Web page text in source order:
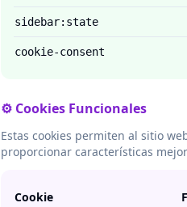
sidebar:state
cookie-consent
⚙️ Cookies Funcionales
Estas cookies permiten al sitio
proporcionar características
Cookie